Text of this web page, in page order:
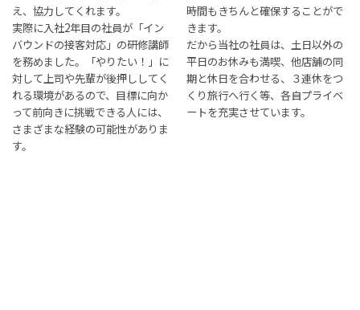
え、協力してくれます。
実際に入社2年目の社員が「イン
バウンドの接客対応」の研修講師
を務めました。「やりたい！」に
対して上司や先輩が後押ししてく
れる環境があるので、目標に向か
って前向きに挑戦できる人には、
さまざまな経験の可能性がありま
す。
時間もきちんと確保することがで
きます。
だから当社の社員は、土日以外の
平日のお休みも満喫、他店舗の同
期と休日を合わせる、３連休をつ
くり旅行へ行く等、各自プライベ
ートを充実させています。